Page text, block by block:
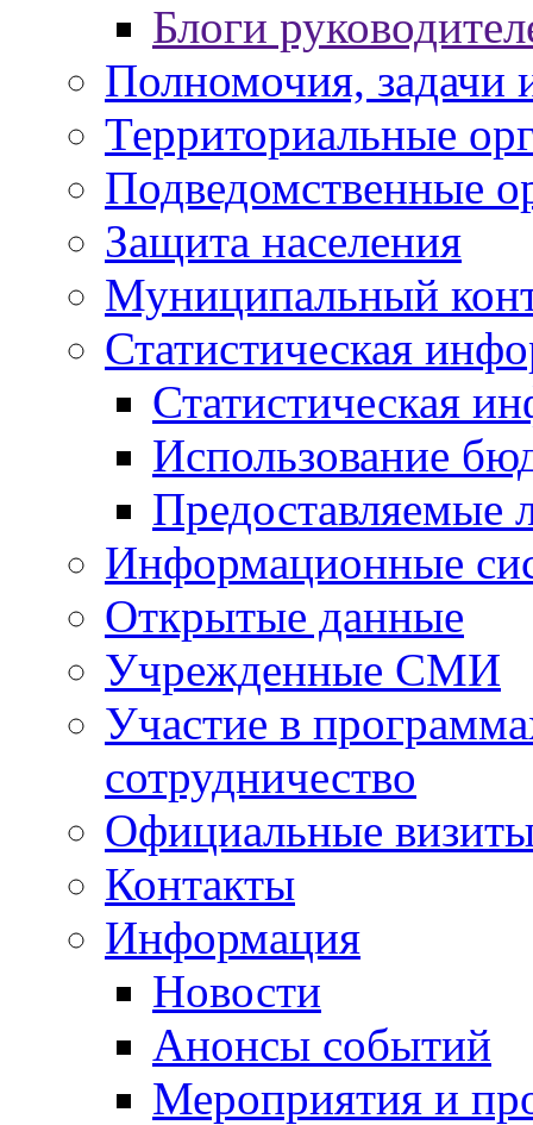
Блоги
Полномочия, задачи
Территориальные
Подведомственные
Защита населения
Муниципальный
Статистическая
Статистическая
Использование
Предоставляемые
Информационные
Открытые данные
Учрежденные СМИ
Участие в
сотрудничество
Официальные
Контакты
Информация
Новости
Анонсы событий
Мероприятия и